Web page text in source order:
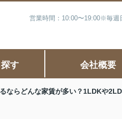
営業時間：10:00〜19:00※毎
す 会社概要
ならどんな家賃が多い？1LDKや